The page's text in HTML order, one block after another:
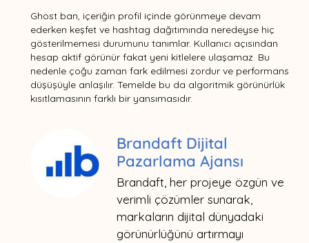
Ghost ban, içeriğin profil içinde görünmeye devam
ederken keşfet ve hashtag dağıtımında neredeyse hiç
gösterilmemesi durumunu tanımlar. Kullanıcı açısından
hesap aktif görünür fakat yeni kitlelere ulaşamaz. Bu
nedenle çoğu zaman fark edilmesi zordur ve performans
düşüşüyle anlaşılır. Temelde bu da algoritmik görünürlük
kısıtlamasının farklı bir yansımasıdır.
Brandaft Dijital
Pazarlama Ajansı
Brandaft, her projeye özgün ve
verimli çözümler sunarak,
markaların dijital dünyadaki
görünürlüğünü artırmayı